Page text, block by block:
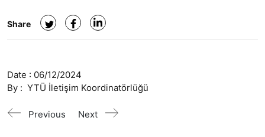
Share
Date : 06/12/2024
By : YTÜ İletişim Koordinatörlüğü
Previous Next